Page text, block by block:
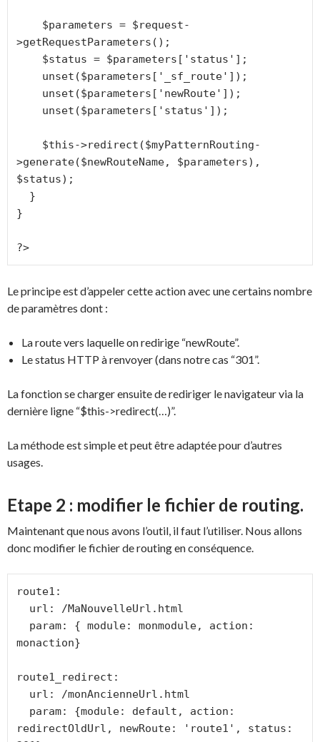
>getRequestParameters();
>generate($newRouteName, $parameters),
$status);
}
?>
Le principe est d’appeler cette action avec une certains nombre
de paramètres dont :
La route vers laquelle on redirige “newRoute”.
Le status HTTP à renvoyer (dans notre cas “301”.
La fonction se charger ensuite de rediriger le navigateur via la
dernière ligne “$this->redirect(…)”.
La méthode est simple et peut être adaptée pour d’autres
usages.
Etape 2 : modifier le fichier de routing.
Maintenant que nous avons l’outil, il faut l’utiliser. Nous allons
donc modifier le fichier de routing en conséquence.
route1:
monaction}
route1_redirect:
redirectOldUrl, newRoute: 'route1', status: